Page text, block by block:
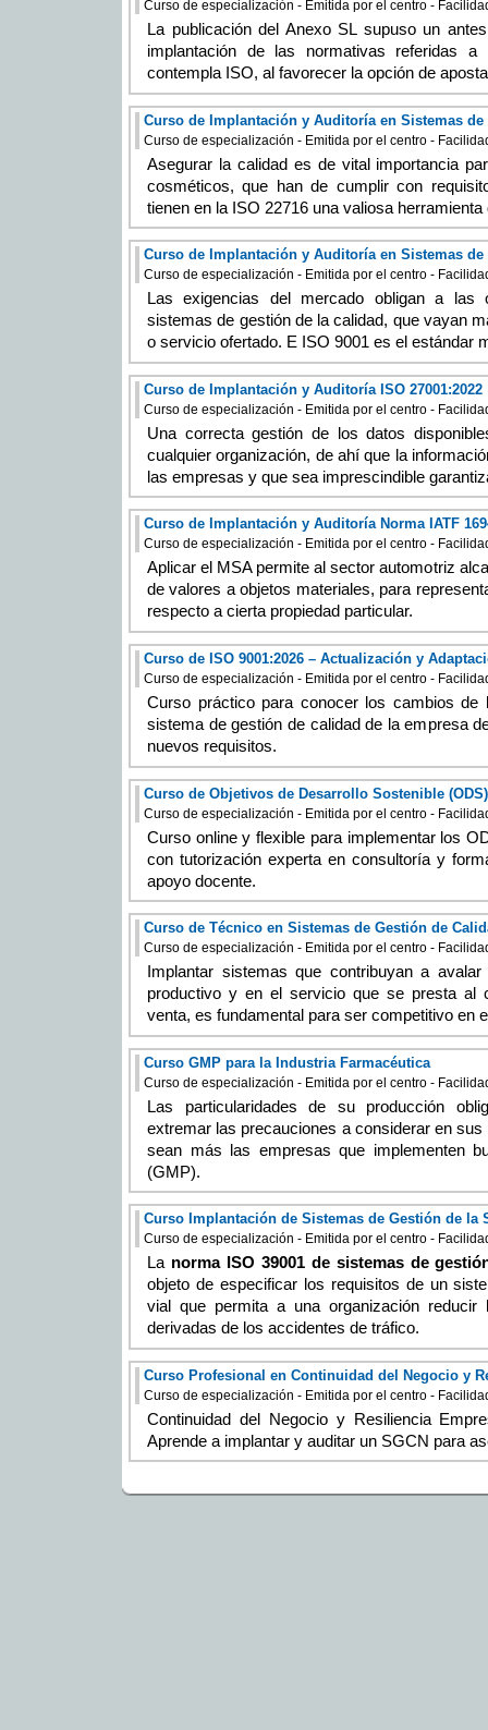
Curso de especialización - Emitida por el centro -
La publicación del Anexo SL supuso un
implantación de las normativas referidas
contempla ISO, al favorecer la opción de
Curso de Implantación y Auditoría en Sistemas de
Curso de especialización - Emitida por el centro -
Asegurar la calidad es de vital importancia
cosméticos, que han de cumplir con
tienen en la ISO 22716 una valiosa herramienta
Curso de Implantación y Auditoría en Sistemas de
Curso de especialización - Emitida por el centro -
Las exigencias del mercado obligan a las
sistemas de gestión de la calidad, que vayan
o servicio ofertado. E ISO 9001 es el estándar
Curso de Implantación y Auditoría ISO 27001:2022
Curso de especialización - Emitida por el centro -
Una correcta gestión de los datos
cualquier organización, de ahí que la
las empresas y que sea imprescindible
Curso de Implantación y Auditoría Norma IATF
Curso de especialización - Emitida por el centro -
Aplicar el MSA permite al sector automotriz
de valores a objetos materiales, para
respecto a cierta propiedad particular.
Curso de ISO 9001:2026 – Actualización y
Curso de especialización - Emitida por el centro -
Curso práctico para conocer los cambios de
sistema de gestión de calidad de la empresa
nuevos requisitos.
Curso de especialización - Emitida por el centro -
Curso online y flexible para implementar los
con tutorización experta en consultoría y
apoyo docente.
Curso de Técnico en Sistemas de Gestión de
Curso de especialización - Emitida por el centro -
Implantar sistemas que contribuyan a
productivo y en el servicio que se presta al
venta, es fundamental para ser competitivo en
Curso GMP para la Industria Farmacéutica
Curso de especialización - Emitida por el centro -
Las particularidades de su producción
extremar las precauciones a considerar en
sean más las empresas que implementen
(GMP).
Curso Implantación de Sistemas de Gestión de la
Curso de especialización - Emitida por el centro -
La norma ISO 39001 de sistemas de
objeto de especificar los requisitos de un
vial que permita a una organización
derivadas de los accidentes de tráfico.
Curso de especialización - Emitida por el centro -
Continuidad del Negocio y Resiliencia
Aprende a implantar y auditar un SGCN para